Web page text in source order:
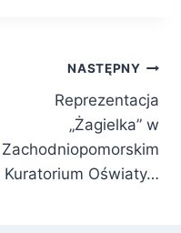
NASTĘPNY
Reprezentacja
„Żagielka” w
Zachodniopomorskim
Kuratorium Oświaty…